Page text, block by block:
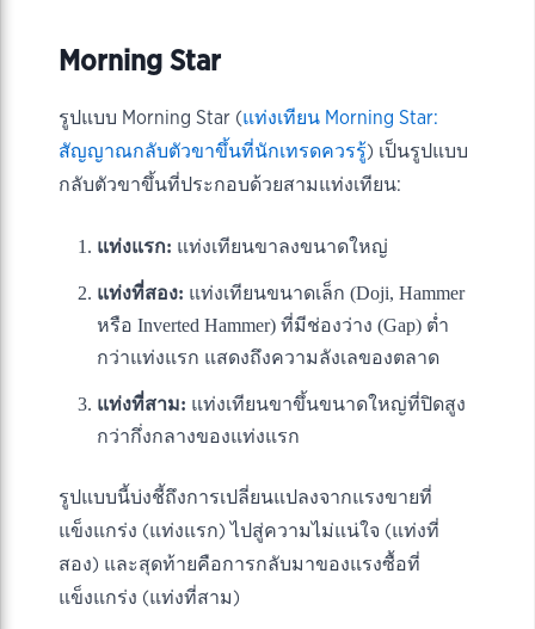
Morning Star
รูปแบบ Morning Star (แท่งเทียน Morning Star:
สัญญาณกลับตัวขาขึ้นที่นักเทรดควรรู้) เป็นรูปแบบ
กลับตัวขาขึ้นที่ประกอบด้วยสามแท่งเทียน:
แท่งแรก: แท่งเทียนขาลงขนาดใหญ่
แท่งที่สอง: แท่งเทียนขนาดเล็ก (Doji, Hammer
หรือ Inverted Hammer) ที่มีช่องว่าง (Gap) ต่ำ
กว่าแท่งแรก แสดงถึงความลังเลของตลาด
แท่งที่สาม: แท่งเทียนขาขึ้นขนาดใหญ่ที่ปิดสูง
กว่ากึ่งกลางของแท่งแรก
รูปแบบนี้บ่งชี้ถึงการเปลี่ยนแปลงจากแรงขายที่
แข็งแกร่ง (แท่งแรก) ไปสู่ความไม่แน่ใจ (แท่งที่
สอง) และสุดท้ายคือการกลับมาของแรงซื้อที่
แข็งแกร่ง (แท่งที่สาม)